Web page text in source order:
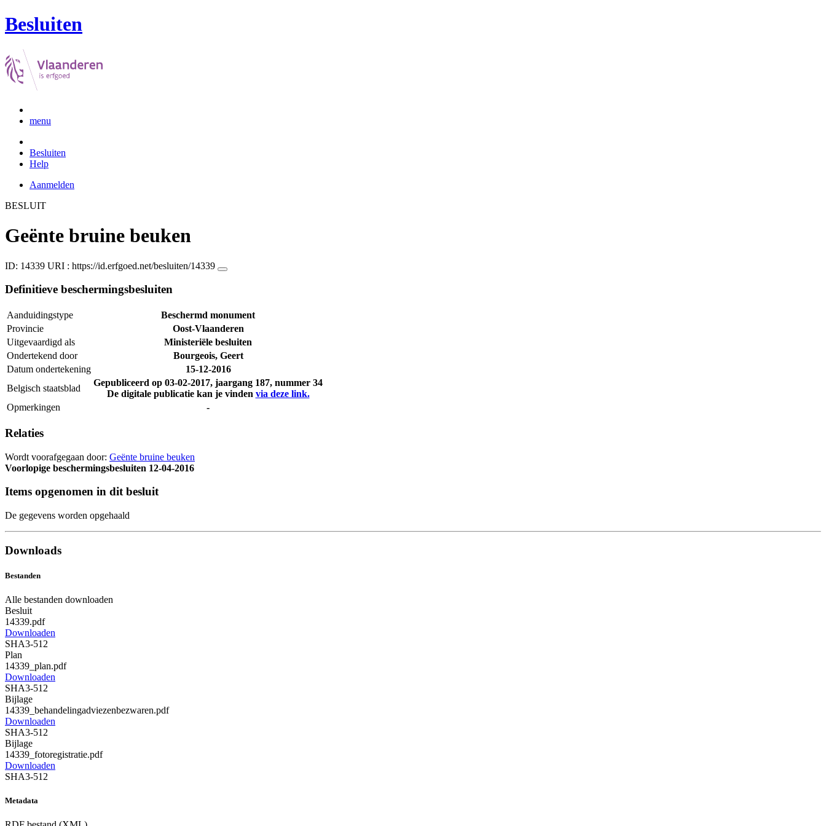
Besluiten
menu
Besluiten
Help
Aanmelden
BESLUIT
Geënte bruine beuken
ID: 14339 URI : https://id.erfgoed.net/besluiten/14339
Definitieve beschermingsbesluiten
Aanduidingstype
Beschermd monument
Provincie
Oost-Vlaanderen
Uitgevaardigd als
Ministeriële besluiten
Ondertekend door
Bourgeois, Geert
Datum ondertekening
15-12-2016
Belgisch staatsblad
Gepubliceerd op 03-02-2017, jaargang 187, nummer 34
De digitale publicatie kan je vinden via deze link.
Opmerkingen
-
Relaties
Wordt voorafgegaan door: Geënte bruine beuken
Voorlopige beschermingsbesluiten 12-04-2016
Items opgenomen in dit besluit
De gegevens worden opgehaald
Downloads
Bestanden
Alle bestanden downloaden
Besluit
14339.pdf
Downloaden
SHA3-512
Plan
14339_plan.pdf
Downloaden
SHA3-512
Bijlage
14339_behandelingadviezenbezwaren.pdf
Downloaden
SHA3-512
Bijlage
14339_fotoregistratie.pdf
Downloaden
SHA3-512
Metadata